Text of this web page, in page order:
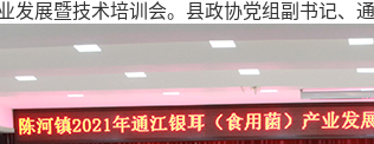
展暨技术培训会。县政协党组副书记、